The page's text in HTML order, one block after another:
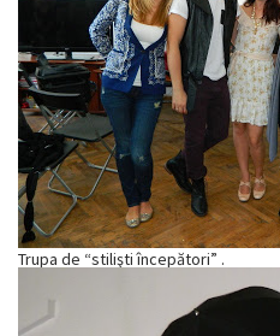
Trupa de “stilişti începători” .